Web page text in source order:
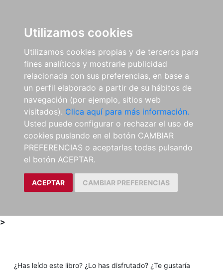
Utilizamos cookies
Utilizamos cookies propias y de terceros para
fines analíticos y mostrarle publicidad
relacionada con sus preferencias, en base a
un perfil elaborado a partir de su hábitos de
navegación (por ejemplo, sitios web
visitados). Clica aquí para más información.
Usted puede configurar o rechazar el uso de
cookies puslando en el botón CAMBIAR
PREFERENCIAS o aceptarlas todas pulsando
el botón ACEPTAR.
ACEPTAR CAMBIAR PREFERENCIAS
>
¿Has leído este libro? ¿Lo has disfrutado? ¿Te gustaría